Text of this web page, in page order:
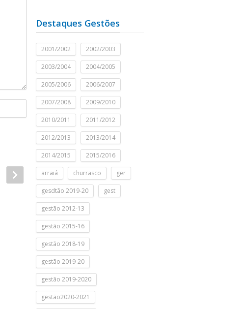
Destaques Gestões
2001/2002 2002/2003
2003/2004 2004/2005
2005/2006 2006/2007
2007/2008 2009/2010
2010/2011 2011/2012
2012/2013 2013/2014
2014/2015 2015/2016
arraiá churrasco ger
gesdtão 2019-20 gest
gestão 2012-13
gestão 2015-16
gestão 2018-19
gestão 2019-20
gestão 2019-2020
gestão2020-2021